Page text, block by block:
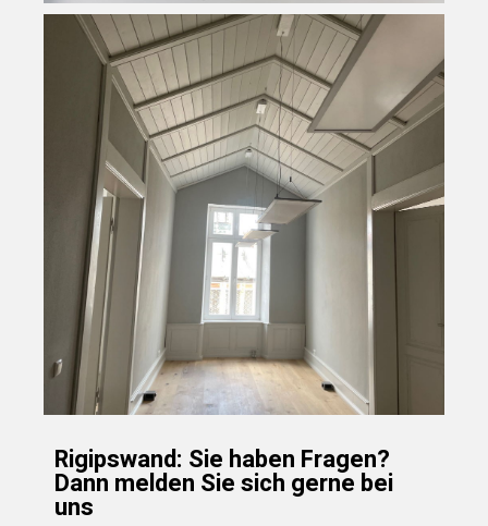
Rigipswand: Sie haben Fragen?
Dann melden Sie sich gerne bei
uns